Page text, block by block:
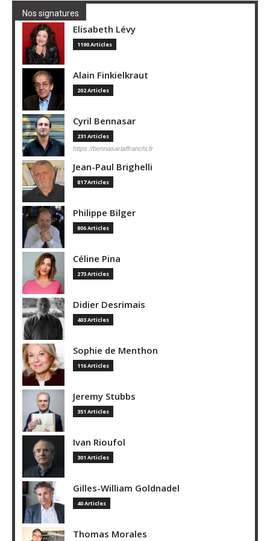
Nos signatures
Elisabeth Lévy
1190 Articles
Alain Finkielkraut
202 Articles
Cyril Bennasar
231 Articles
https://bennasarlaffranchi.fr
Jean-Paul Brighelli
817 Articles
Philippe Bilger
806 Articles
Céline Pina
273 Articles
Didier Desrimais
403 Articles
Sophie de Menthon
116 Articles
Jeremy Stubbs
351 Articles
Ivan Rioufol
301 Articles
Gilles-William Goldnadel
40 Articles
Thomas Morales